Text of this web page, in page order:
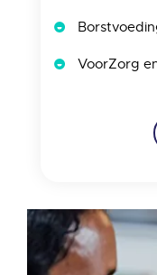
VoorZorg